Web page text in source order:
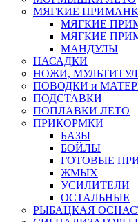
МЯГКИЕ
МЯГКИЕ
МЯГКИЕ
МАНДУЛЫ
НАСАДКИ
НОЖИ,
ПОВОДКИ и
ПОДСТАВКИ
ПОПЛАВКИ ЛЕТО
ПРИКОРМКИ
БАЗЫ
БОЙЛЫ
ГОТОВЫЕ
ЖМЫХ
УСИЛИТЕЛИ
ОСТАЛЬНЫЕ
РЫБАЦКАЯ